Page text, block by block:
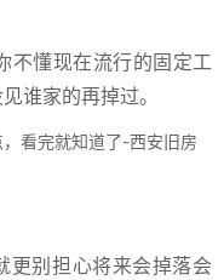
不懂现在流行的固定工
谁家的再掉过。
更别担心将来会掉落会